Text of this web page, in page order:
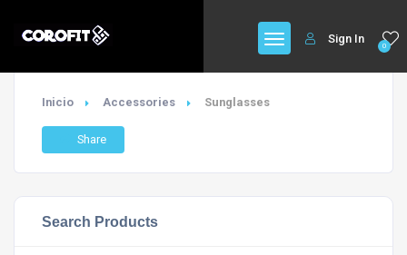
0
Sign In
Inicio Accessories Sunglasses
Share
Search Products